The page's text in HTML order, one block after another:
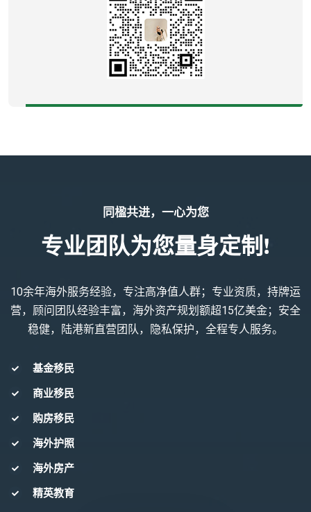
同楹共进，一心为您
专业团队为您量身定制!
10余年海外服务经验，专注高净值人群；专业资质，持牌运
营，顾问团队经验丰富，海外资产规划额超15亿美金；安全
稳健，陆港新直营团队，隐私保护，全程专人服务。
基金移民
商业移民
购房移民
海外护照
海外房产
精英教育